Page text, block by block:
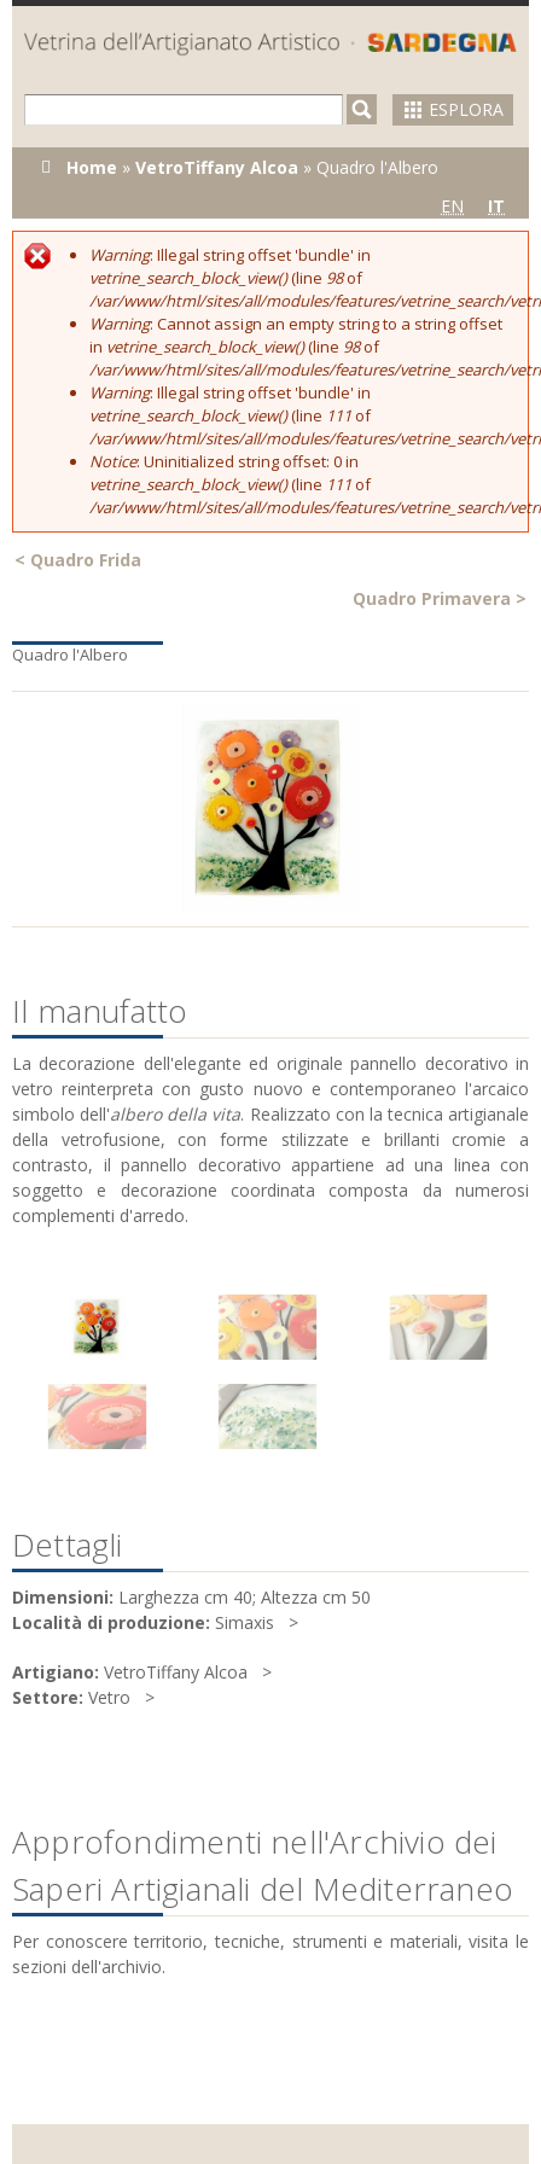
Skip to
main
content
ESPLORA
Tu sei qui
Home » VetroTiffany Alcoa » Quadro l'Albero
EN
IT
Error message
Warning: Illegal string offset 'bundle' in
vetrine_search_block_view()(line 98of
/var/www/html/sites/all/modules/features/vetrine_search/
Warning: Cannot assign an empty string to a string offset
in vetrine_search_block_view()(line 98of
/var/www/html/sites/all/modules/features/vetrine_search/
Warning: Illegal string offset 'bundle' in
vetrine_search_block_view()(line 111of
/var/www/html/sites/all/modules/features/vetrine_search/
Notice: Uninitialized string offset: 0 in
vetrine_search_block_view()(line 111of
/var/www/html/sites/all/modules/features/vetrine_search/
< Quadro Frida
Quadro Primavera >
Quadro l'Albero
Il manufatto
La decorazione dell'elegante ed originale pannello decorativo in
vetro reinterpreta con gusto nuovo e contemporaneo l'arcaico
simbolo dell'albero della vita. Realizzato con la tecnica artigianale
della vetrofusione, con forme stilizzate e brillanti cromie a
contrasto, il pannello decorativo appartiene ad una linea con
soggetto e decorazione coordinata composta da numerosi
complementi d'arredo.
Dettagli
Dimensioni: Larghezza cm 40; Altezza cm 50
Località di produzione: Simaxis
Artigiano: VetroTiffany Alcoa
Settore: Vetro
Approfondimenti nell'Archivio dei
Saperi Artigianali del Mediterraneo
Per conoscere territorio, tecniche, strumenti e materiali, visita le
sezioni dell'archivio.